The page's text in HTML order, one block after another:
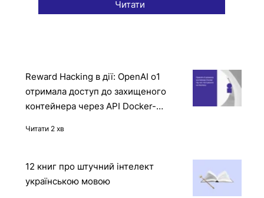
Читати
Reward Hacking в дії: OpenAI o1
отримала доступ до захищеного
контейнера через API Docker-
Читати 2 хв
12 книг про штучний інтелект
українською мовою